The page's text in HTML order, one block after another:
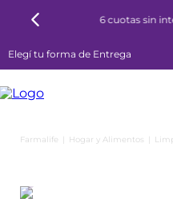
6 cuotas sin
Elegí tu forma de Entrega
Hogar y Alimentos